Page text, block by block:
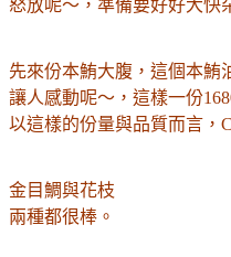
怒放呢～，準備要好好大快
先來份本鮪大腹，這個本鮪
讓人感動呢～，這樣一份
以這樣的份量與品質而言，
金目鯛與花枝
兩種都很棒。